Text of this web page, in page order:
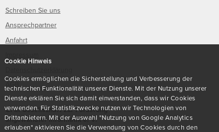
Cookie Hinweis
Cookies ermöglichen die Sicherstellung und Verbesserung der
technischen Funktionalität unserer Dienste. Mit der Nutzung unserer
Dienste erklären Sie sich damit einverstanden, dass wir Cookies
verwenden. Für Statistikzwecke nutzen wir Technologien von
Drittanbietern. Mit der Auswahl "Nutzung von Google Analytics
erlauben" aktivieren Sie die Verwendung von Cookies durch den
Schreiben Sie uns
Ansprechpartner
Anfahrt
AGB
GFaI Gesellschaft zur Förderung
angewandter Informatik e. V.